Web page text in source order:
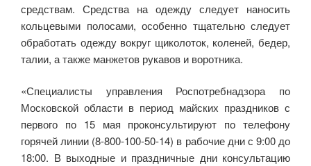
средствам. Средства на одежду следует наносить
кольцевыми полосами, особенно тщательно следует
обработать одежду вокруг щиколоток, коленей, бедер,
талии, а также манжетов рукавов и воротника.
«Специалисты управления Роспотребнадзора по
Московской области в период майских праздников с
первого по 15 мая проконсультируют по телефону
горячей линии (8-800-100-50-14) в рабочие дни с 9:00 до
18:00. В выходные и праздничные дни консультацию